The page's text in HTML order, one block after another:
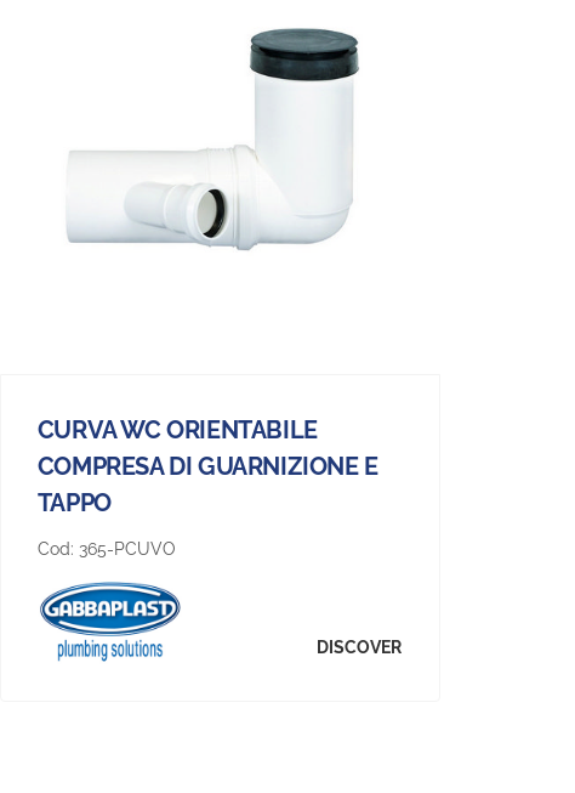
CURVA WC ORIENTABILE
COMPRESA DI GUARNIZIONE E
TAPPO
Cod: 365-PCUVO
DISCOVER